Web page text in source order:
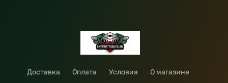
Доставка Оплата Условия
О магазине